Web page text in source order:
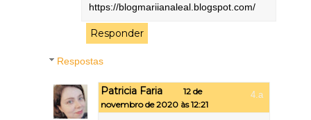
https://blogmariianaleal.blogspot.com/
Responder
Respostas
Patricia Faria
12 de
novembro de 2020 às 12:21